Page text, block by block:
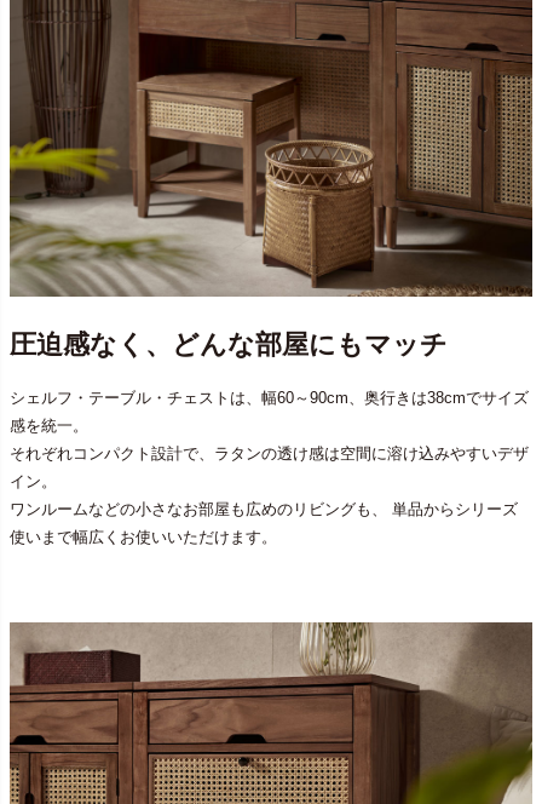
圧迫感なく、どんな部屋にもマッチ
シェルフ・テーブル・チェストは、幅60～90cm、奥行きは38cmでサイズ
感を統一。
それぞれコンパクト設計で、ラタンの透け感は空間に溶け込みやすいデザ
イン。
ワンルームなどの小さなお部屋も広めのリビングも、 単品からシリーズ
使いまで幅広くお使いいただけます。